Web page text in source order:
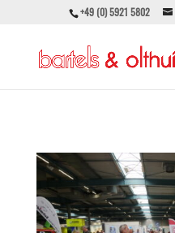
+49 (0) 5921 5802